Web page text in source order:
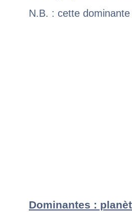
N.B. : cette
Dominantes :